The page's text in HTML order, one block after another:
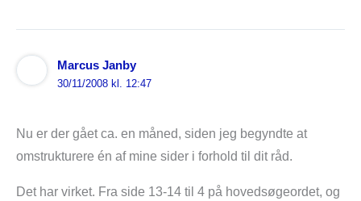
Marcus Janby
30/11/2008 kl. 12:47
Nu er der gået ca. en måned, siden jeg begyndte at
omstrukturere én af mine sider i forhold til dit råd.
Det har virket. Fra side 13-14 til 4 på hovedsøgeordet, og